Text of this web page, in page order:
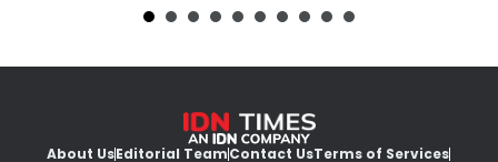
About UsEditorial TeamContact UsTerms of Services